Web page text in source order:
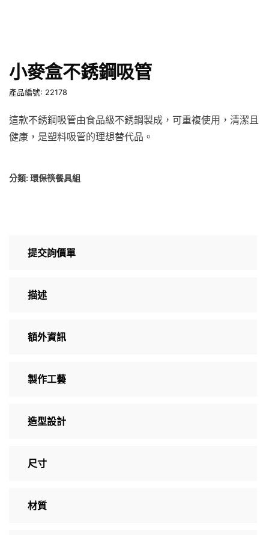
小麥盒不銹鋼吸管
產品編號: 22178
這款不銹鋼吸管由食品級不銹鋼製成，可重複使用，清潔且
健康，是塑料吸管的理想替代品。
分類: 環保筷餐具組
提交詢價單
描述
額外資訊
製作工藝
造型設計
尺寸
材質